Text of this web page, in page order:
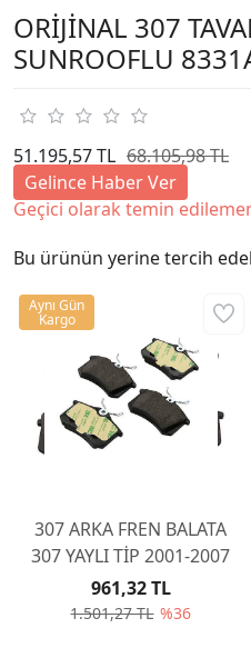
ORİJİNAL 307
SUNROOFLU
51.195,57 TL 68.105,98 TL
Gelince Haber Ver
Geçici olarak temin
Bu ürünün yerine tercih
307 ARKA FREN BALATA
307 YAYLI TİP 2001-2007
1.501,27 TL %36
961,32 TL
Aynı Gün
Kargo